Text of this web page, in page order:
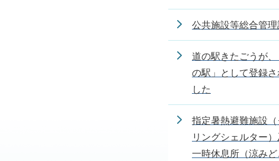
公共施設等総合管
道の駅きたごうが、
の駅」として登録さ
した
指定暑熱避難施設（
リングシェルター
一時休息所（涼みど